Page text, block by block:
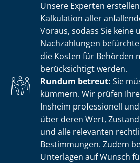
Unsere Experten
Kalkulation aller
Voraus, sodass Sie keine
Nachzahlungen
die Kosten für Behörden
berücksichtigt werden.
Rundum betreut: Sie
kümmern. Wir prüfen
Insheim professionell
über deren Wert,
und alle relevanten
Bestimmungen. Zudem
Unterlagen auf Wunsch